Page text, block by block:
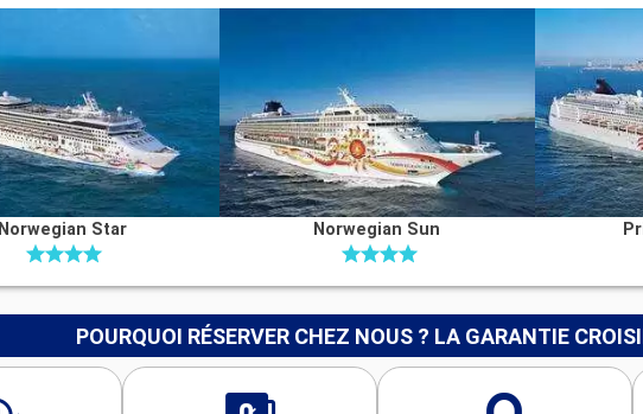
Norwegian Star Norwegian Sun
POURQUOI RÉSERVER CHEZ NOUS ? LA GARANTIE